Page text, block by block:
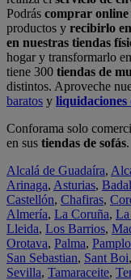
Podrás comprar online
productos y recibirlo
en nuestras tiendas
hogar y transformarlo
tiene 300 tiendas de
distintos. Aproveche
baratos y liquidaciones
Conforama solo
en sus tiendas de sofás.
Alcalá de Guadaíra,
Arinaga, Asturias,
Castellón, Chafiras,
Almería, La Coruña, La
Lleida, Los Barrios,
Orotava, Palma,
San Sebastian, Sant Boi,
Sevilla, Tamaraceite,